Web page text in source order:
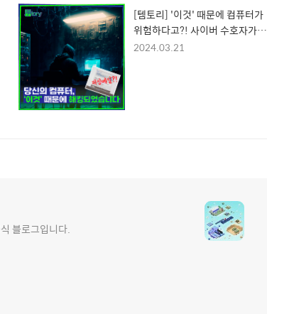
[템토리] '이것' 때문에 컴퓨터가
위험하다고?! 사이버 수호자가
알려주는 해킹 막는 법
2024.03.21
블로그입니다.